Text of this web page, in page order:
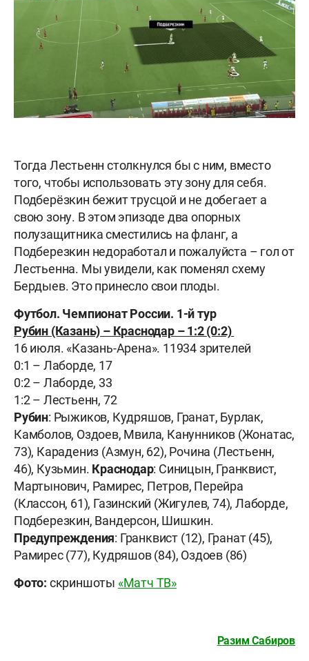
Тогда Лестьенн столкнулся бы с ним, вместо
того, чтобы использовать эту зону для себя.
Подберёзкин бежит трусцой и не добегает а
свою зону. В этом эпизоде два опорных
полузащитника сместились на фланг, а
Подберезкин недоработал и пожалуйста – гол от
Лестьенна. Мы увидели, как поменял схему
Бердыев. Это принесло свои плоды.
Футбол. Чемпионат России. 1-й тур
Рубин (Казань) – Краснодар – 1:2 (0:2)
16 июля. «Казань-Арена». 11934 зрителей
0:1 – Лаборде, 17
0:2 – Лаборде, 33
1:2 – Лестьенн, 72
Рубин: Рыжиков, Кудряшов, Гранат, Бурлак,
Камболов, Оздоев, Мвила, Канунников (Жонатас,
73), Карадениз (Азмун, 62), Рочина (Лестьенн,
46), Кузьмин. Краснодар: Синицын, Гранквист,
Мартынович, Рамирес, Петров, Перейра
(Классон, 61), Газинский (Жигулев, 74), Лаборде,
Подберезкин, Вандерсон, Шишкин.
Предупреждения: Гранквист (12), Гранат (45),
Рамирес (77), Кудряшов (84), Оздоев (86)
Фото: скриншоты «Матч ТВ»
Разим Сабиров